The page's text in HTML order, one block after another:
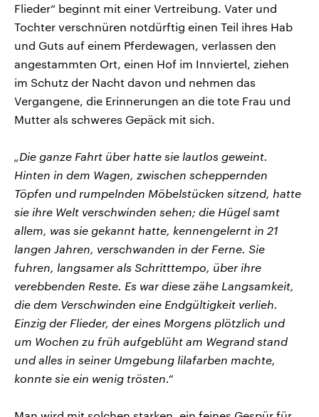
Audio-Archiv
Flieder“ beginnt mit einer Vertreibung. Vater und
Tochter verschnüren notdürftig einen Teil ihres Hab
und Guts auf einem Pferdewagen, verlassen den
angestammten Ort, einen Hof im Innviertel, ziehen
im Schutz der Nacht davon und nehmen das
Vergangene, die Erinnerungen an die tote Frau und
Mutter als schweres Gepäck mit sich.
„Die ganze Fahrt über hatte sie lautlos geweint.
Hinten in dem Wagen, zwischen scheppernden
Töpfen und rumpelnden Möbelstücken sitzend, hatte
sie ihre Welt verschwinden sehen; die Hügel samt
allem, was sie gekannt hatte, kennengelernt in 21
langen Jahren, verschwanden in der Ferne. Sie
fuhren, langsamer als Schritttempo, über ihre
verebbenden Reste. Es war diese zähe Langsamkeit,
die dem Verschwinden eine Endgültigkeit verlieh.
Einzig der Flieder, der eines Morgens plötzlich und
um Wochen zu früh aufgeblüht am Wegrand stand
und alles in seiner Umgebung lilafarben machte,
konnte sie ein wenig trösten.“